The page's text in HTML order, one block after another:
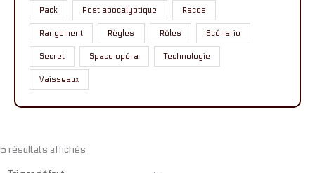
Pack Post apocalyptique Races
Rangement Règles Rôles Scénario
Secret Space opéra Technologie
Vaisseaux
5 résultats affichés